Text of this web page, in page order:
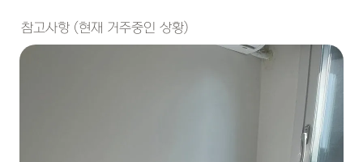
참고사항 (현재 거주중인 상황)